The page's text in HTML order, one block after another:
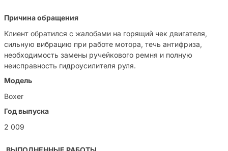
Причина обращения
Клиент обратился с жалобами на горящий чек двигателя,
сильную вибрацию при работе мотора, течь антифриза,
необходимость замены ручейкового ремня и полную
неисправность гидроусилителя руля.
Модель
Boxer
Год выпуска
2 009